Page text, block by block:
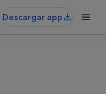
Descargar app